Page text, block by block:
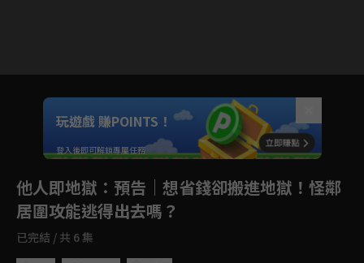
Unmute
玩遊戲 賺POINTS！
登入後即可解鎖專屬任務
他人即地獄 ：預告｜想省錢卻搬進地獄！怪鄰
居圍攻能逃得出去嗎？
已完結 / 共 6 集